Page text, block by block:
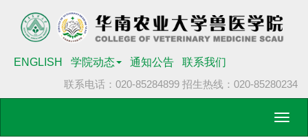
ENGLISH 学院动态 通知公告
联系我们
联系电话：020-85284899 招生热线：020-85280234